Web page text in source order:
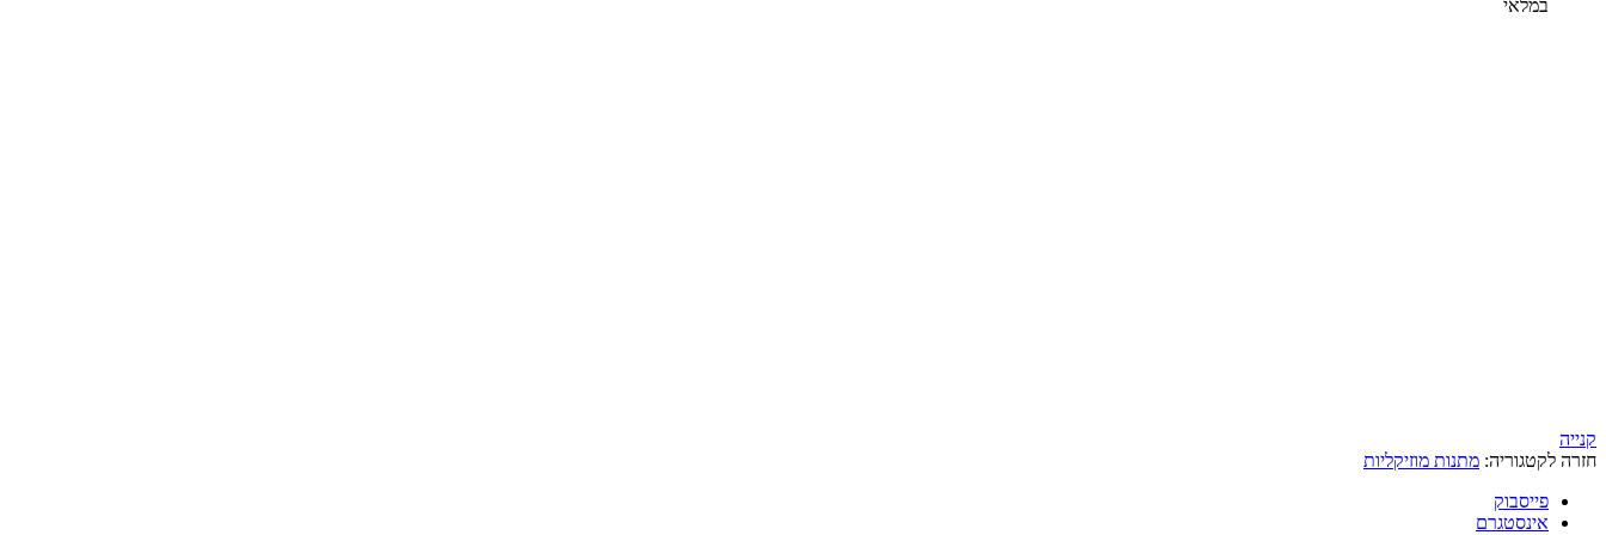
במלאי
קנייה
חזרה לקטגוריה: מתנות מוזיקליות
פייסבוק
אינסטגרם